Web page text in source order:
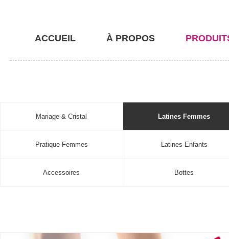
ACCUEIL À PROPOS
Mariage & Cristal Latines Femmes
Pratique Femmes Latines Enfants
Accessoires Bottes